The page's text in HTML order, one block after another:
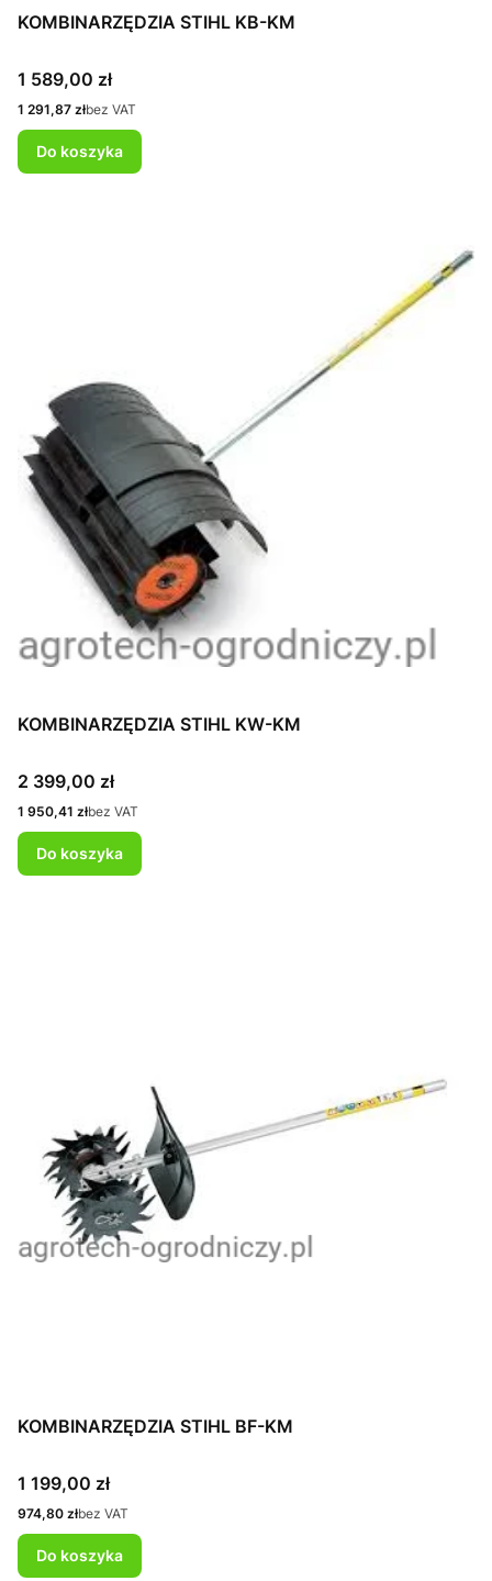
KOMBINARZĘDZIA STIHL KB-KM
Cena
1 589,00 zł
Cena
1 291,87 złbez VAT
Do koszyka
KOMBINARZĘDZIA STIHL KW-KM
Cena
2 399,00 zł
Cena
1 950,41 złbez VAT
Do koszyka
KOMBINARZĘDZIA STIHL BF-KM
Cena
1 199,00 zł
Cena
974,80 złbez VAT
Do koszyka